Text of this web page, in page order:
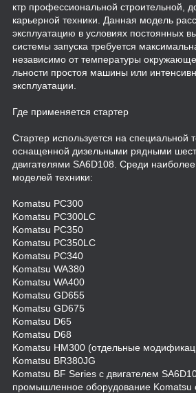
ктр профессиональной строительной,
карьерной техники. Данная модель
эксплуатацию в условиях постоянных
системы запуска требуется
независимо от температуры
льности простоя машины или
эксплуатации.
Где применяется стартер
Стартер используется на специальной
оснащенной дизельными рядными
двигателями SA6D108. Среди
моделей техники:
Komatsu PC300
Komatsu PC300LC
Komatsu PC350
Komatsu PC350LC
Komatsu PC340
Komatsu WA380
Komatsu WA400
Komatsu GD655
Komatsu GD675
Komatsu D65
Komatsu D68
Komatsu HM300 (отдельные
Komatsu BR380JG
Komatsu BF Series с двигателем
промышленное оборудование Komatsu